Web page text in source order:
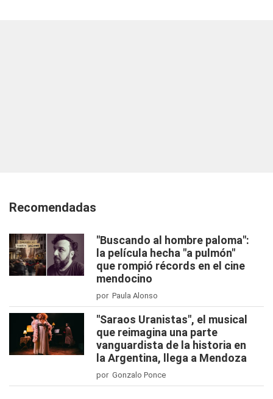
Recomendadas
"Buscando al hombre paloma":
la película hecha "a pulmón"
que rompió récords en el cine
mendocino
por Paula Alonso
"Saraos Uranistas", el musical
que reimagina una parte
vanguardista de la historia en
la Argentina, llega a Mendoza
por Gonzalo Ponce